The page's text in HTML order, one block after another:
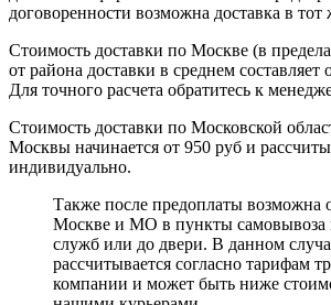
договоренности возможна доставка в тот
Стоимость доставки по Москве (в
от района доставки в среднем составляет
Для точного расчета обратитесь к
Стоимость доставки по Московской
Москвы начинается от 950 руб и
индивидуально.
Также после предоплаты возможна
Москве и МО в пункты самовывоза
служб или до двери. В данном
рассчитывается согласно тарифам
компании и может быть ниже